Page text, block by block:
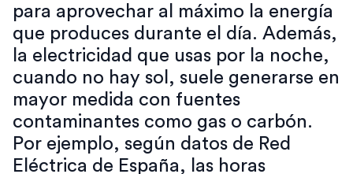
para aprovechar al máximo la energía
que produces durante el día. Además,
la electricidad que usas por la noche,
cuando no hay sol, suele generarse en
mayor medida con fuentes
contaminantes como gas o carbón.
Por ejemplo, según datos de Red
Eléctrica de España, las horas